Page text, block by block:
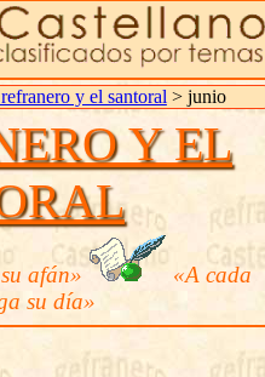
y el santoral > junio
Y EL
afán»
«A cada
su día»